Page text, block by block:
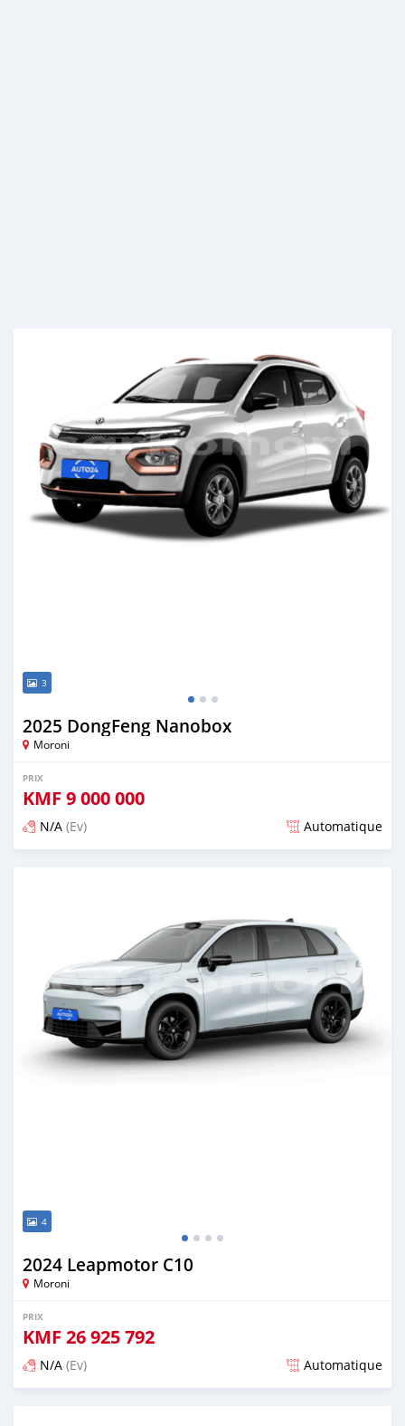
3
2025 DongFeng Nanobox
Moroni
PRIX
KMF 9 000 000
N/A (Ev) Automatique
4
2024 Leapmotor C10
Moroni
PRIX
KMF 26 925 792
N/A (Ev) Automatique